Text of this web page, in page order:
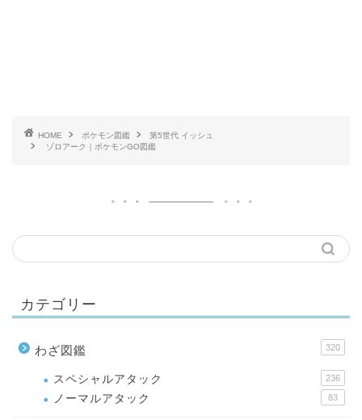
HOME ポケモン図鑑
第5世代 イッシュ
ゾロアーク｜ポケモンGO図鑑
カテゴリー
わざ図鑑 320
スペシャルアタック 236
ノーマルアタック 83